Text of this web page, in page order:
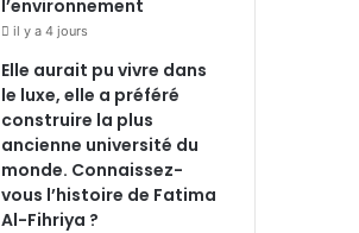
l’environnement
il y a 4 jours
Elle aurait pu vivre dans
le luxe, elle a préféré
construire la plus
ancienne université du
monde. Connaissez-
vous l’histoire de Fatima
Al-Fihriya ?